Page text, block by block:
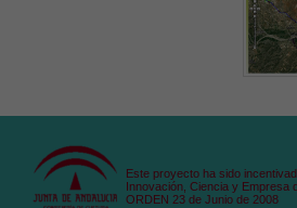
Este proyecto ha sido
Innovación, Ciencia y Empresa
ORDEN 23 de Junio de 2008